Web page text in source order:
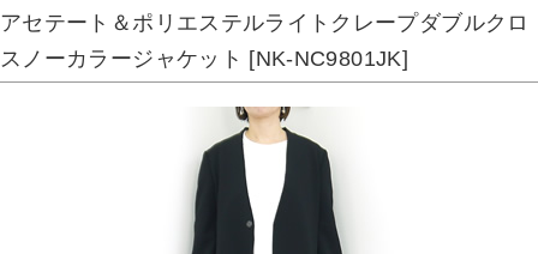
アセテート＆ポリエステルライトクレープダブルクロ
スノーカラージャケット [NK-NC9801JK]